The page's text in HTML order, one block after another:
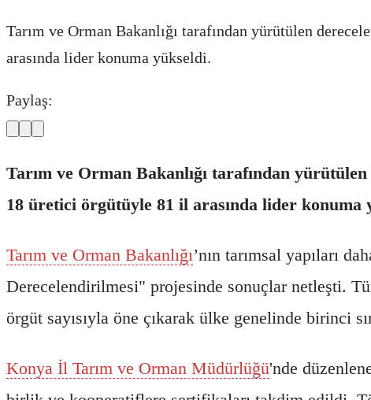
Tarım ve Orman Bakanlığı tarafından yürütülen
arasında lider konuma yükseldi.
Paylaş:
Tarım ve Orman Bakanlığı tarafından
18 üretici örgütüyle 81 il arasında lider konuma
Tarım ve Orman Bakanlığı’nın tarımsal yapıları
Derecelendirilmesi" projesinde sonuçlar netleşti.
örgüt sayısıyla öne çıkarak ülke genelinde birinci
Konya İl Tarım ve Orman Müdürlüğü'nde